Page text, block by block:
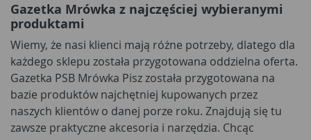
Gazetka Mrówka z najczęściej wybieranymi
produktami
Wiemy, że nasi klienci mają różne potrzeby, dlatego dla
każdego sklepu została przygotowana oddzielna oferta.
Gazetka PSB Mrówka Pisz została przygotowana na
bazie produktów najchętniej kupowanych przez
naszych klientów o danej porze roku. Znajdują się tu
zawsze praktyczne akcesoria i narzędzia. Chcąc